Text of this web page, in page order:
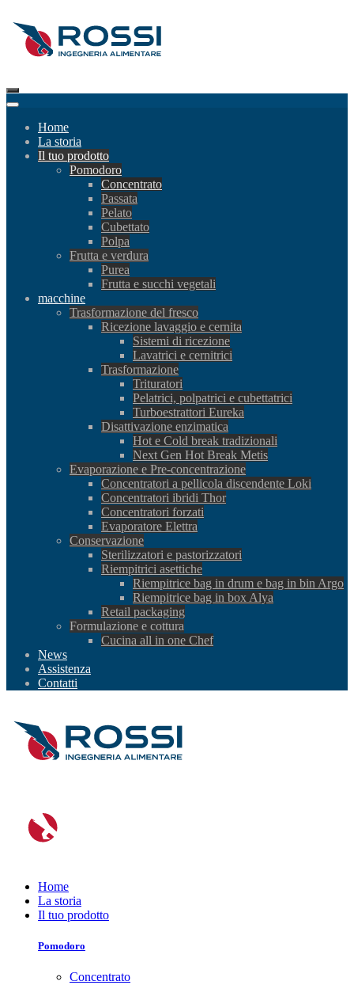
Home
La storia
Il tuo prodotto
Pomodoro
Concentrato
Passata
Pelato
Cubettato
Polpa
Frutta e verdura
Purea
Frutta e succhi vegetali
macchine
Trasformazione del fresco
Ricezione lavaggio e cernita
Sistemi di ricezione
Lavatrici e cernitrici
Trasformazione
Trituratori
Pelatrici, polpatrici e cubettatrici
Turboestrattori Eureka
Disattivazione enzimatica
Hot e Cold break tradizionali
Next Gen Hot Break Metis
Evaporazione e Pre-concentrazione
Concentratori a pellicola discendente Loki
Concentratori ibridi Thor
Concentratori forzati
Evaporatore Elettra
Conservazione
Sterilizzatori e pastorizzatori
Riempitrici asettiche
Riempitrice bag in drum e bag in bin Argo
Riempitrice bag in box Alya
Retail packaging
Formulazione e cottura
Cucina all in one Chef
News
Assistenza
Contatti
Home
La storia
Il tuo prodotto
Pomodoro
Concentrato